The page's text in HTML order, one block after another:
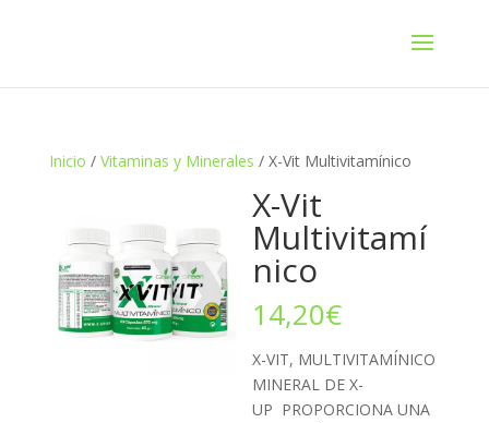
Inicio / Vitaminas y Minerales / X-Vit Multivitamínico
X-Vit
Multivitamí
nico
14,20€
X-VIT, MULTIVITAMÍNICO
MINERAL DE X-
UP PROPORCIONA UNA